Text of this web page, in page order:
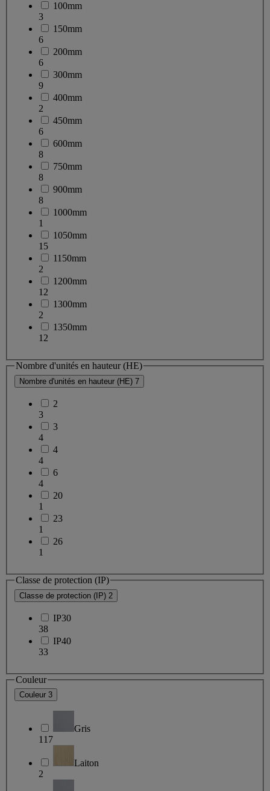
100mm
3
150mm
6
200mm
6
300mm
9
400mm
2
450mm
6
600mm
8
750mm
8
900mm
8
1000mm
1
1050mm
15
1150mm
2
1200mm
12
1300mm
2
1350mm
12
Nombre d'unités en hauteur (HE)
Nombre d'unités en hauteur (HE) 7
2
3
3
4
4
4
6
4
20
1
23
1
26
1
Classe de protection (IP)
Classe de protection (IP) 2
IP30
38
IP40
33
Couleur
Couleur 3
Gris
117
Laiton
2